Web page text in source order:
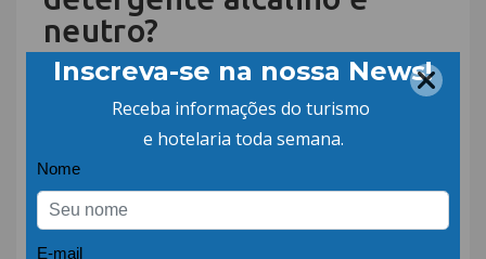
neutro?
A diferença entre detergente alcalino e
neutro está principalmente no nível de pH e
na capacidade de remoção de sujeiras. Na
operação hoteleira, essa distinção impacta
diretamente setores como cozinha,
lavanderia e áreas de hospedagem. Usar o
produto alcalino em superfícies